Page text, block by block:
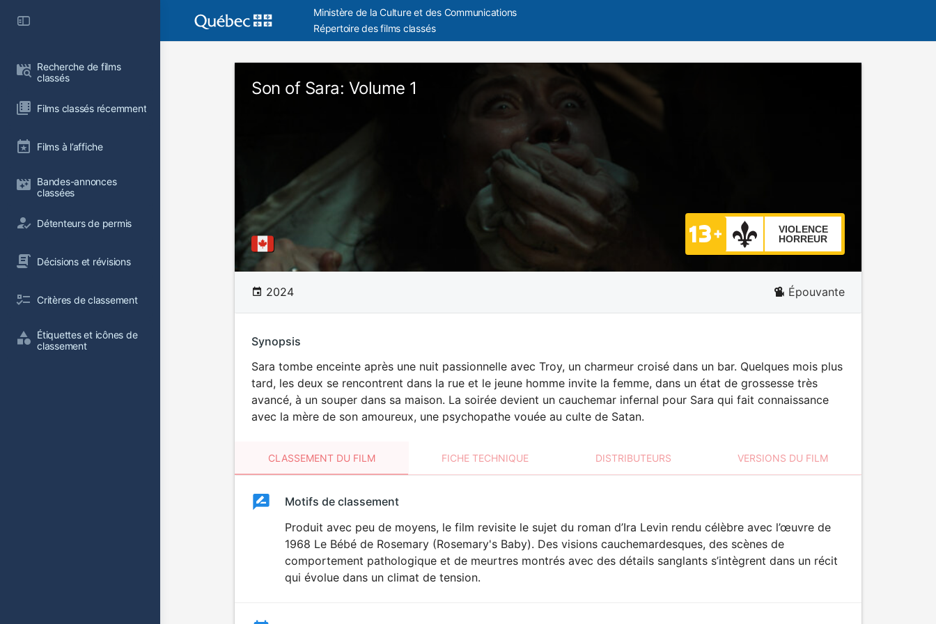
Recherche de films
classés
Films classés récemment
Films à l’affiche
Bandes-annonces
classées
Détenteurs de permis
Décisions et révisions
Critères de classement
Étiquettes et icônes de
classement
Ministère de la Culture et des Communications
Répertoire des films classés
Son of Sara: Volume 1
VIOLENCE
HORREUR
2024 Épouvante
Synopsis
Sara tombe enceinte après une nuit passionnelle avec Troy, un charmeur croisé dans un bar. Quelques mois plus
tard, les deux se rencontrent dans la rue et le jeune homme invite la femme, dans un état de grossesse très
avancé, à un souper dans sa maison. La soirée devient un cauchemar infernal pour Sara qui fait connaissance
avec la mère de son amoureux, une psychopathe vouée au culte de Satan.
CLASSEMENT DU FILM FICHE TECHNIQUE DISTRIBUTEURS VERSIONS DU FILM
ClassementClassement
VIOLENCE
HORREUR
Motifs de classement
Produit avec peu de moyens, le film revisite le sujet du roman d’Ira Levin rendu célèbre avec l’œuvre de
1968 Le Bébé de Rosemary (Rosemary's Baby). Des visions cauchemardesques, des scènes de
comportement pathologique et de meurtres montrés avec des détails sanglants s’intègrent dans un récit
qui évolue dans un climat de tension.